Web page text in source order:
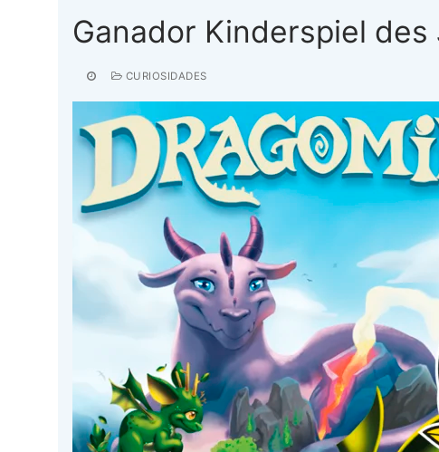
Ganador Kinderspiel des
CURIOSIDADES